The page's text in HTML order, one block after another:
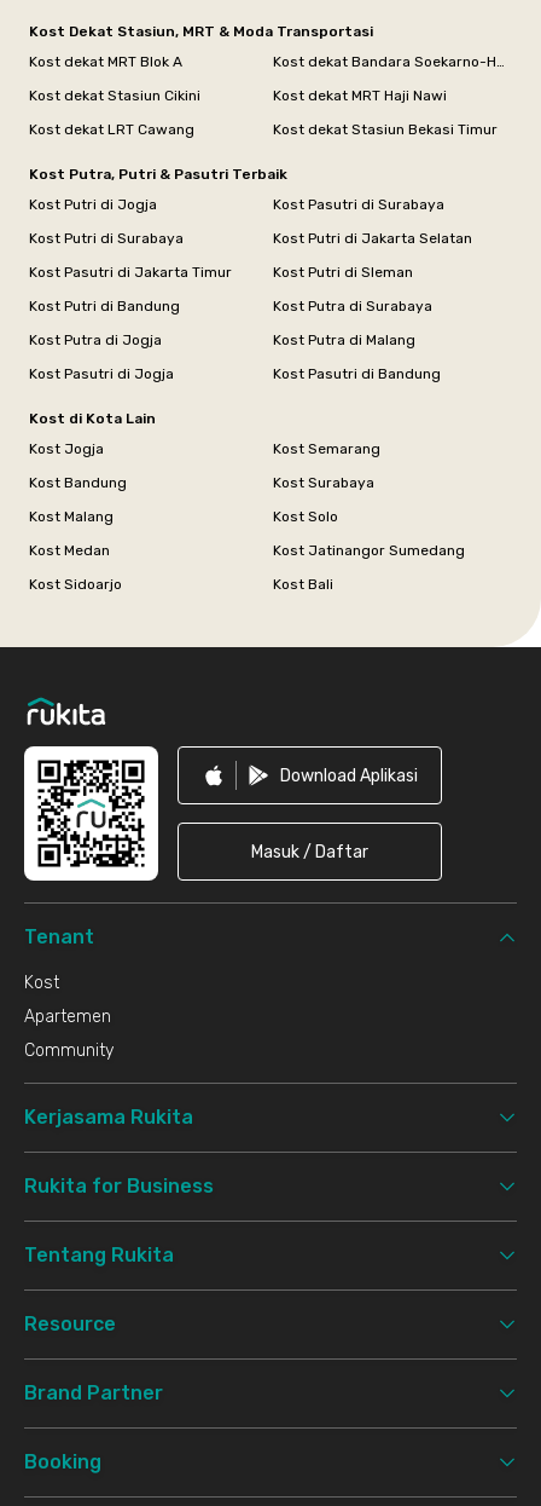
Kost Dekat Stasiun, MRT & Moda Transportasi
Kost dekat MRT Blok A
Kost dekat Bandara Soekarno-Hatta
Kost dekat Stasiun Cikini
Kost dekat MRT Haji Nawi
Kost dekat LRT Cawang
Kost dekat Stasiun Bekasi Timur
Kost Putra, Putri & Pasutri Terbaik
Kost Putri di Jogja
Kost Pasutri di Surabaya
Kost Putri di Surabaya
Kost Putri di Jakarta Selatan
Kost Pasutri di Jakarta Timur
Kost Putri di Sleman
Kost Putri di Bandung
Kost Putra di Surabaya
Kost Putra di Jogja
Kost Putra di Malang
Kost Pasutri di Jogja
Kost Pasutri di Bandung
Kost di Kota Lain
Kost Jogja
Kost Semarang
Kost Bandung
Kost Surabaya
Kost Malang
Kost Solo
Kost Medan
Kost Jatinangor Sumedang
Kost Sidoarjo
Kost Bali
Download Aplikasi
Masuk / Daftar
Tenant
Kost
Apartemen
Community
Kerjasama Rukita
Rukita for Business
Tentang Rukita
Resource
Brand Partner
Booking